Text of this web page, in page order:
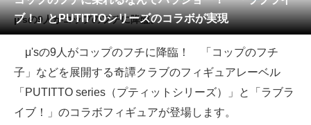
メディア
注目記事を集めた総合ページ
ITの今と未来を見通す
スマホと通信の最新トレンド
ブ！」とPUTITTOシリーズのコラボが実現
μ'sの9人がコップのフチに降臨。
μ'sの9人がコップのフチに降臨！ 「コップのフチ
子」などを展開する奇譚クラブのフィギュアレーベル
「PUTITTO series（プティットシリーズ）」と「ラブラ
イブ！」のコラボフィギュアが登場します。